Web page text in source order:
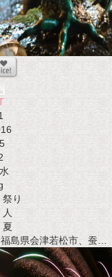
5
祭り
人
夏
島県会津若松市、蚕…